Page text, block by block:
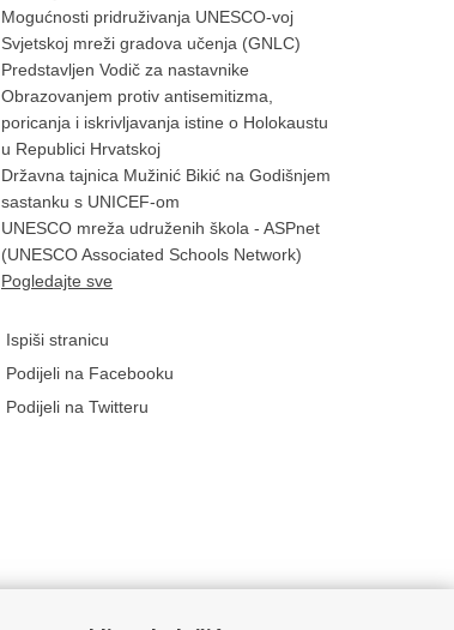
Mogućnosti pridruživanja UNESCO-voj
Svjetskoj mreži gradova učenja (GNLC)
Predstavljen Vodič za nastavnike
Obrazovanjem protiv antisemitizma,
poricanja i iskrivljavanja istine o Holokaustu
u Republici Hrvatskoj
Državna tajnica Mužinić Bikić na Godišnjem
sastanku s UNICEF-om
UNESCO mreža udruženih škola - ASPnet
(UNESCO Associated Schools Network)
Pogledajte sve
Ispiši stranicu
Podijeli na Facebooku
Podijeli na Twitteru